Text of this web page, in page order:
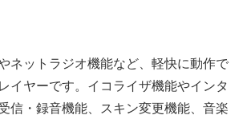
ネットラジオ機能など、軽快に動作で
イヤーです。イコライザ機能やインタ
信・録音機能、スキン変更機能、音楽